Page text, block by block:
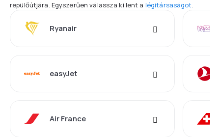
repülőútjára. Egyszerűen válassza ki lent a légitársaságot.
Ryanair
easyJet
Air France